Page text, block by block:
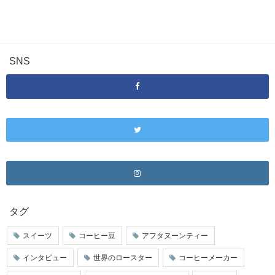
SNS
タグ
スイーツ コーヒー豆 アフタヌーンティー
インタビュー 世界のロースター コーヒーメーカー